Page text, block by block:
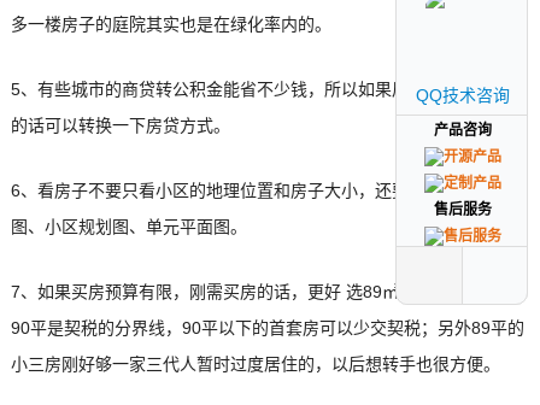
多一楼房子的庭院其实也是在绿化率内的。
5、有些城市的商贷转公积金能省不少钱，所以如果后期换工作给交金
的话可以转换一下房贷方式。
6、看房子不要只看小区的地理位置和房子大小，还要看房子的户型
图、小区规划图、单元平面图。
7、如果买房预算有限，刚需买房的话，更好 选89㎡的小三房；因为
90平是契税的分界线，90平以下的首套房可以少交契税；另外89平的
小三房刚好够一家三代人暂时过度居住的，以后想转手也很方便。
QQ技术咨询
产品咨询
售后服务
QQ技术咨询
产品咨询
售后服务